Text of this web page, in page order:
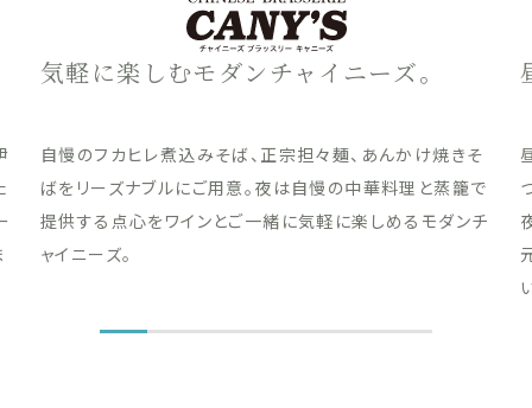
気軽に楽しむモダンチャイニーズ。
自慢のフカヒレ煮込みそば、正宗担々麺、あんかけ焼きそ
ばをリーズナブルにご用意。夜は自慢の中華料理と蒸籠で
提供する点心をワインとご一緒に気軽に楽しめるモダンチ
ャイニーズ。